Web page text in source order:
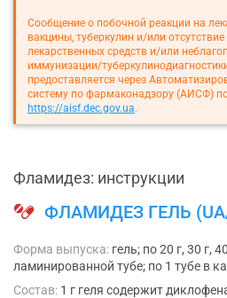
Сообщение о побочной реакции на
вакцины, туберкулин и/или
лекарственных средств и/или
иммунизации/
предоставляется через
систему по фармаконадзору (АИСФ)
https://aisf.dec.gov.ua.
Фламидез: инструкции
ФЛАМИДЕЗ ГЕЛЬ
Форма выпуска: гель; по 20 г, 30 г,
ламинированной тубе; по 1 тубе в
Состав: 1 г геля содержит